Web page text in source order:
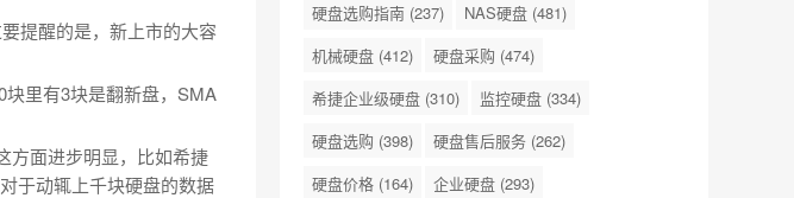
提醒的是，新上市的大容
里有3块是翻新盘，SMA
方面进步明显，比如希捷
于动辄上千块硬盘的数据
硬盘选购指南 (237) NAS硬盘 (481)
机械硬盘 (412) 硬盘采购 (474)
希捷企业级硬盘 (310) 监控硬盘 (334)
硬盘选购 (398) 硬盘售后服务 (262)
硬盘价格 (164) 企业硬盘 (293)